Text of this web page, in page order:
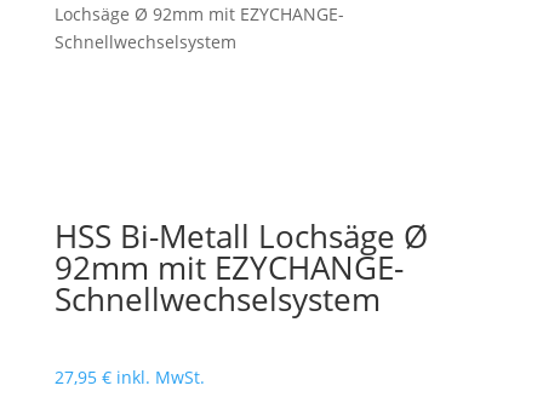
Lochsäge Ø 92mm mit EZYCHANGE-
Schnellwechselsystem
HSS Bi-Metall Lochsäge Ø
92mm mit EZYCHANGE-
Schnellwechselsystem
27,95 € inkl. MwSt.